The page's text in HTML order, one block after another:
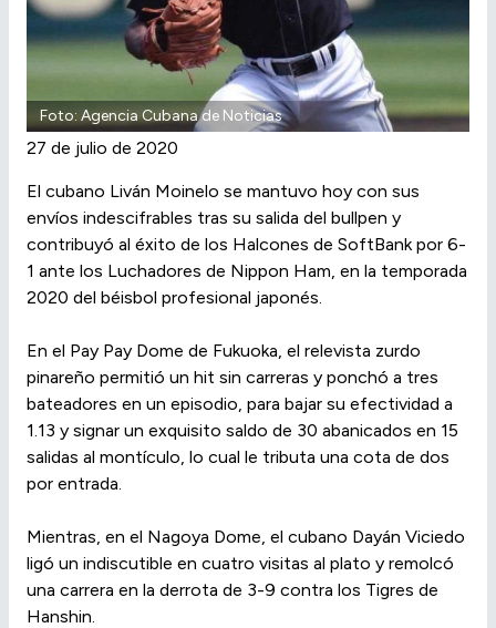
Foto: Agencia Cubana de Noticias
27 de julio de 2020
El cubano Liván Moinelo se mantuvo hoy con sus
envíos indescifrables tras su salida del bullpen y
contribuyó al éxito de los Halcones de SoftBank por 6-
1 ante los Luchadores de Nippon Ham, en la temporada
2020 del béisbol profesional japonés.
En el Pay Pay Dome de Fukuoka, el relevista zurdo
pinareño permitió un hit sin carreras y ponchó a tres
bateadores en un episodio, para bajar su efectividad a
1.13 y signar un exquisito saldo de 30 abanicados en 15
salidas al montículo, lo cual le tributa una cota de dos
por entrada.
Mientras, en el Nagoya Dome, el cubano Dayán Viciedo
ligó un indiscutible en cuatro visitas al plato y remolcó
una carrera en la derrota de 3-9 contra los Tigres de
Hanshin.